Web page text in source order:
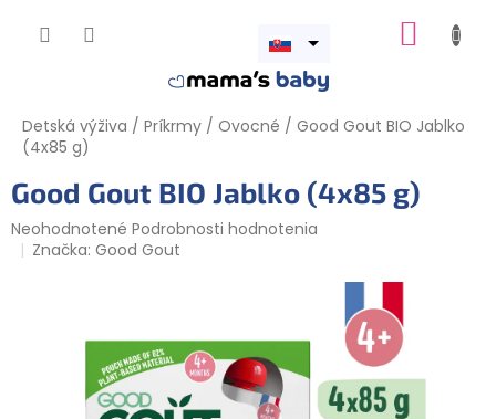
Otvoriť
Detská výživa / Príkrmy / Ovocné / Good Gout BIO Jablko
(4x85 g)
Good Gout BIO Jablko (4x85 g)
Priemerné
hodnotenie
Neohodnotené Podrobnosti hodnotenia
Značka:Good Gout